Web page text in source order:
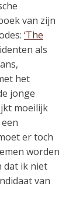
van zijn
‘The
als
het
jonge
moeilijk
er toch
worden
dat ik niet
van